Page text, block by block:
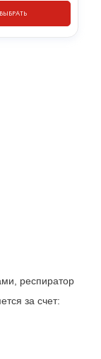
ВЫБРАТЬ
респиратор
за счет: